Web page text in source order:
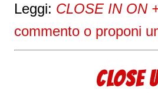
Leggi: CLOSE IN ON
commento o proponi
CLOSE